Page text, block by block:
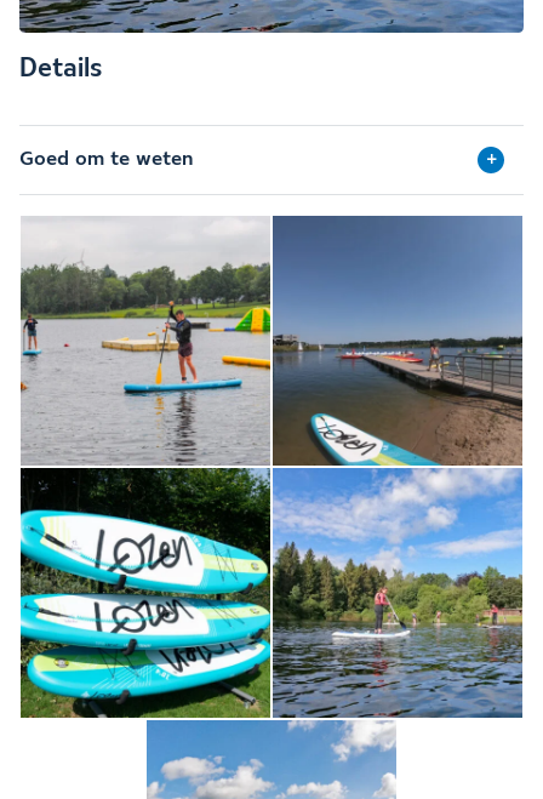
Details
Goed om te weten